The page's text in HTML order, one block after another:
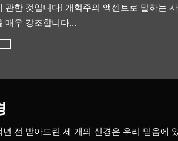
관한 것입니다! 개혁주의 액센트로 말하는
매우 강조합니다...
전 받아드린 세 개의 신경은 우리 믿음에